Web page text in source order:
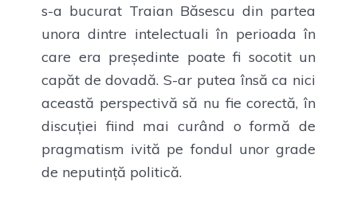
s-a bucurat Traian Băsescu din partea
unora dintre intelectuali în perioada în
care era președinte poate fi socotit un
capăt de dovadă. S-ar putea însă ca nici
această perspectivă să nu fie corectă, în
discuției fiind mai curând o formă de
pragmatism ivită pe fondul unor grade
de neputință politică.